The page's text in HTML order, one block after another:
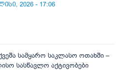
2026 - 17:06
სამყარო საკლასო ოთახში –
სასწავლო აქტივობები